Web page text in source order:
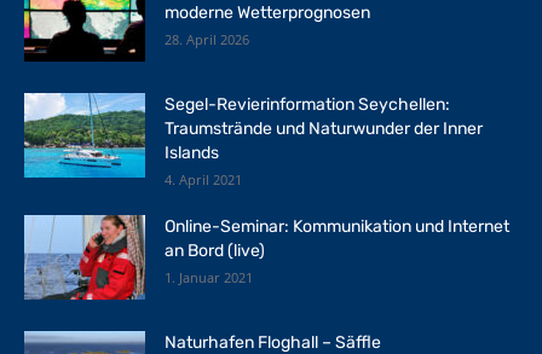
moderne Wetterprognosen
28. April 2026
Segel-Revierinformation Seychellen:
Traumstrände und Naturwunder der Inner
Islands
4. April 2021
Online-Seminar: Kommunikation und Internet
an Bord (live)
1. Januar 2021
Naturhafen Floghall – Säffle